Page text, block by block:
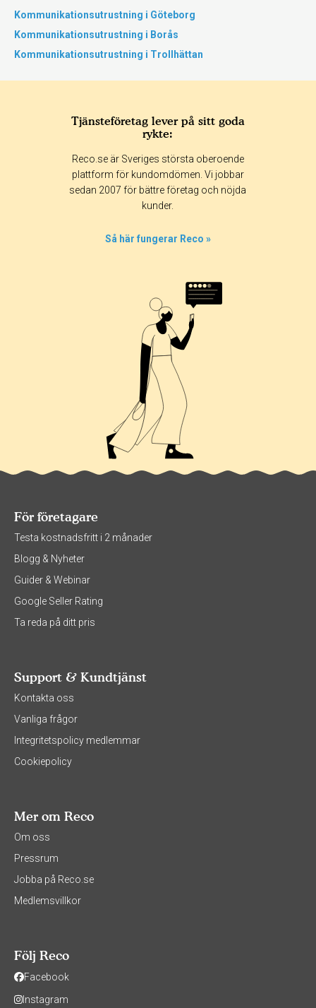
Kommunikationsutrustning i Göteborg
Kommunikationsutrustning i Borås
Kommunikationsutrustning i Trollhättan
Tjänsteföretag lever på sitt goda
rykte:
Reco.se är Sveriges största oberoende
plattform för kundomdömen. Vi jobbar
sedan 2007 för bättre företag och nöjda
kunder.
Så här fungerar Reco »
För företagare
Testa kostnadsfritt i 2 månader
Blogg & Nyheter
Guider & Webinar
Google Seller Rating
Ta reda på ditt pris
Support & Kundtjänst
Kontakta oss
Vanliga frågor
Integritetspolicy medlemmar
Cookiepolicy
Mer om Reco
Om oss
Pressrum
Jobba på Reco.se
Medlemsvillkor
Följ Reco
Facebook
Instagram